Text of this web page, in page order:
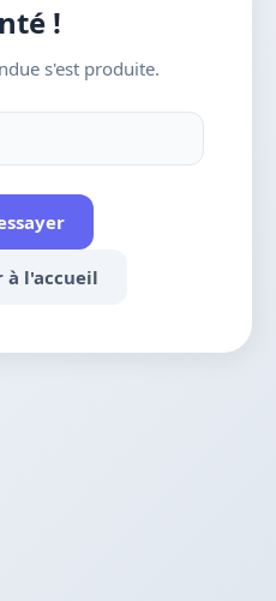
!
s'est produite.
à l'accueil